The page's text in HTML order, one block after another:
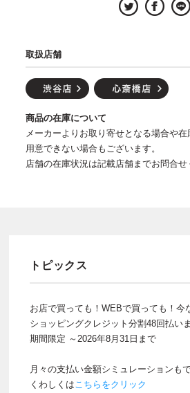
取扱店舗
商品の在庫について
メーカーよりお取り寄せとなる場合や
用意できない場合もございます。
店舗の在庫状況は記載店舗までお問合せ
トピックス
お店で買っても！WEBで買っても！今
ショッピングクレジット分割48回払い
期間限定 ～2026年8月31日まで
月々の支払い金額シミュレーションも
くわしくはこちらをクリック